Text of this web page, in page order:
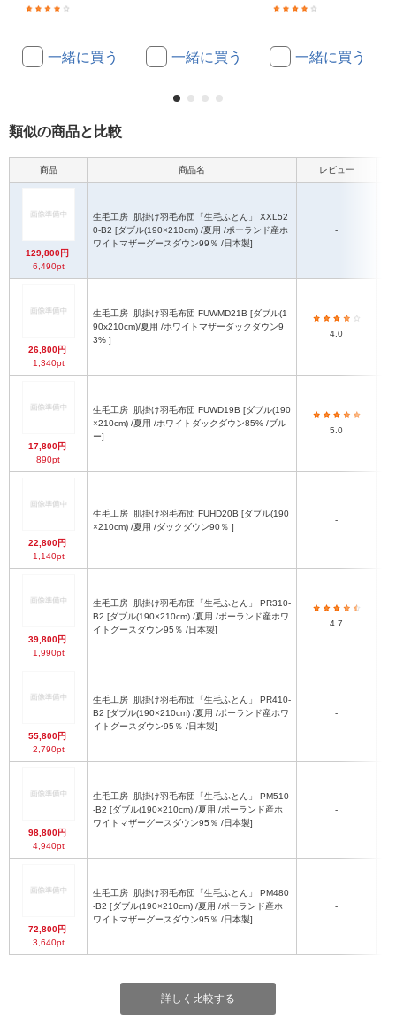
一緒に買う 一緒に買う 一緒に買う
類似の商品と比較
商品 商品名 レビュー
129,800円
6,490pt
生毛工房
0-B2 [ダブル(190×210cm) /夏用 /ポーランド産ホ
ワイトマザーグースダウン99％ /日本製]
-
26,800円
1,340pt
生毛工房
90x210cm)/夏用 /ホワイトマザーダックダウン9
3% ]
4.0
17,800円
890pt
生毛工房
×210cm) /夏用 /ホワイトダックダウン85% /ブル
ー]
5.0
22,800円
1,140pt
生毛工房
×210cm) /夏用 /ダックダウン90％ ]
-
39,800円
1,990pt
生毛工房
B2 [ダブル(190×210cm) /夏用 /ポーランド産ホワ
イトグースダウン95％ /日本製]
4.7
55,800円
2,790pt
生毛工房
B2 [ダブル(190×210cm) /夏用 /ポーランド産ホワ
イトグースダウン95％ /日本製]
-
98,800円
4,940pt
生毛工房
-B2 [ダブル(190×210cm) /夏用 /ポーランド産ホ
ワイトマザーグースダウン95％ /日本製]
-
72,800円
3,640pt
生毛工房
-B2 [ダブル(190×210cm) /夏用 /ポーランド産ホ
ワイトマザーグースダウン95％ /日本製]
-
詳しく比較する